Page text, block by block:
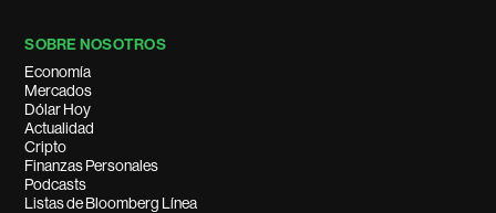
SOBRE NOSOTROS
Economía
Mercados
Dólar Hoy
Actualidad
Cripto
Finanzas Personales
Podcasts
Listas de Bloomberg Línea